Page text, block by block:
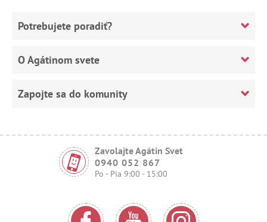
Potrebujete poradiť?
O Agátinom svete
Zapojte sa do komunity
Zavolajte Agátin Svet
0940 052 867
Po - Pia 9:00 - 15:00